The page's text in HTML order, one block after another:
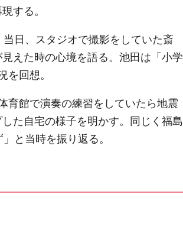
する。
日、スタジオで撮影をしていた斎
えた時の心境を語る。池田は「小学
を回想。
育館で演奏の練習をしていたら地震
た自宅の様子を明かす。同じく福島
と当時を振り返る。